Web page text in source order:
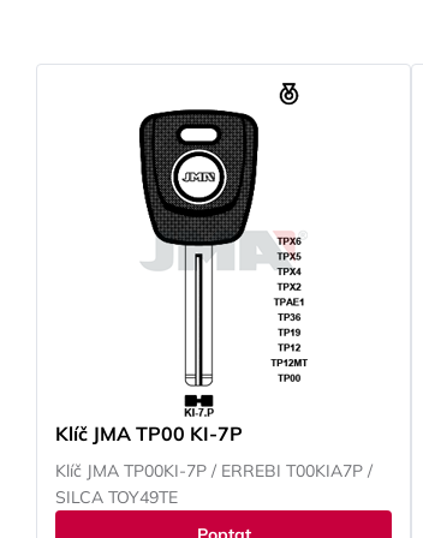
Klíč JMA TP00 KI-7P
Klíč JMA TP00KI-7P / ERREBI T00KIA7P /
SILCA TOY49TE